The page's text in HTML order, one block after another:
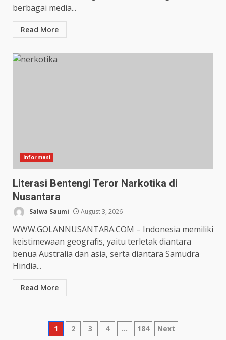
berbagai media...
Read More
Informasi
Literasi Bentengi Teror Narkotika di
Nusantara
Salwa Saumi August 3, 2026
WWW.GOLANNUSANTARA.COM – Indonesia memiliki
keistimewaan geografis, yaitu terletak diantara
benua Australia dan asia, serta diantara Samudra
Hindia...
Read More
Posts
1 2 3 4 … 184 Next